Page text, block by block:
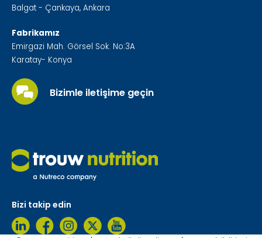
Balgat - Çankaya, Ankara
Fabrikamız
Emirgazi Mah. Görsel Sok. No:3A
Karatay- Konya
Bizimle iletişime geçin
Bizi takip edin